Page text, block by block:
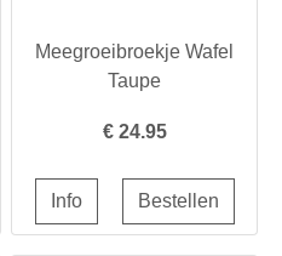
Meegroeibroekje Wafel
Taupe
€ 24.95